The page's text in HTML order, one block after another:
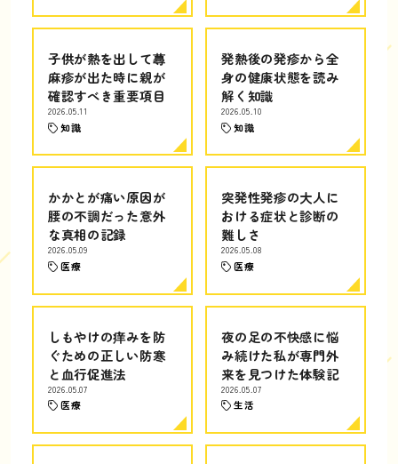
子供が熱を出して蕁
麻疹が出た時に親が
確認すべき重要項目
2026.05.11
知識
発熱後の発疹から全
身の健康状態を読み
解く知識
2026.05.10
知識
かかとが痛い原因が
腰の不調だった意外
な真相の記録
2026.05.09
医療
突発性発疹の大人に
おける症状と診断の
難しさ
2026.05.08
医療
しもやけの痒みを防
ぐための正しい防寒
と血行促進法
2026.05.07
医療
夜の足の不快感に悩
み続けた私が専門外
来を見つけた体験記
2026.05.07
生活